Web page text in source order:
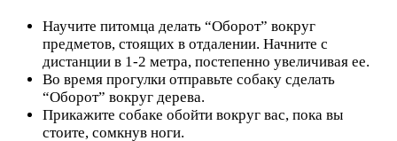
Научите питомца делать “Оборот” вокруг
предметов, стоящих в отдалении. Начните с
дистанции в 1-2 метра, постепенно увеличивая ее.
Во время прогулки отправьте собаку сделать
“Оборот” вокруг дерева.
Прикажите собаке обойти вокруг вас, пока вы
стоите, сомкнув ноги.